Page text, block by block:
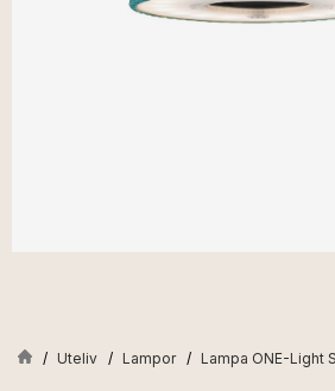
Uteliv Lampor Lampa ONE-Light